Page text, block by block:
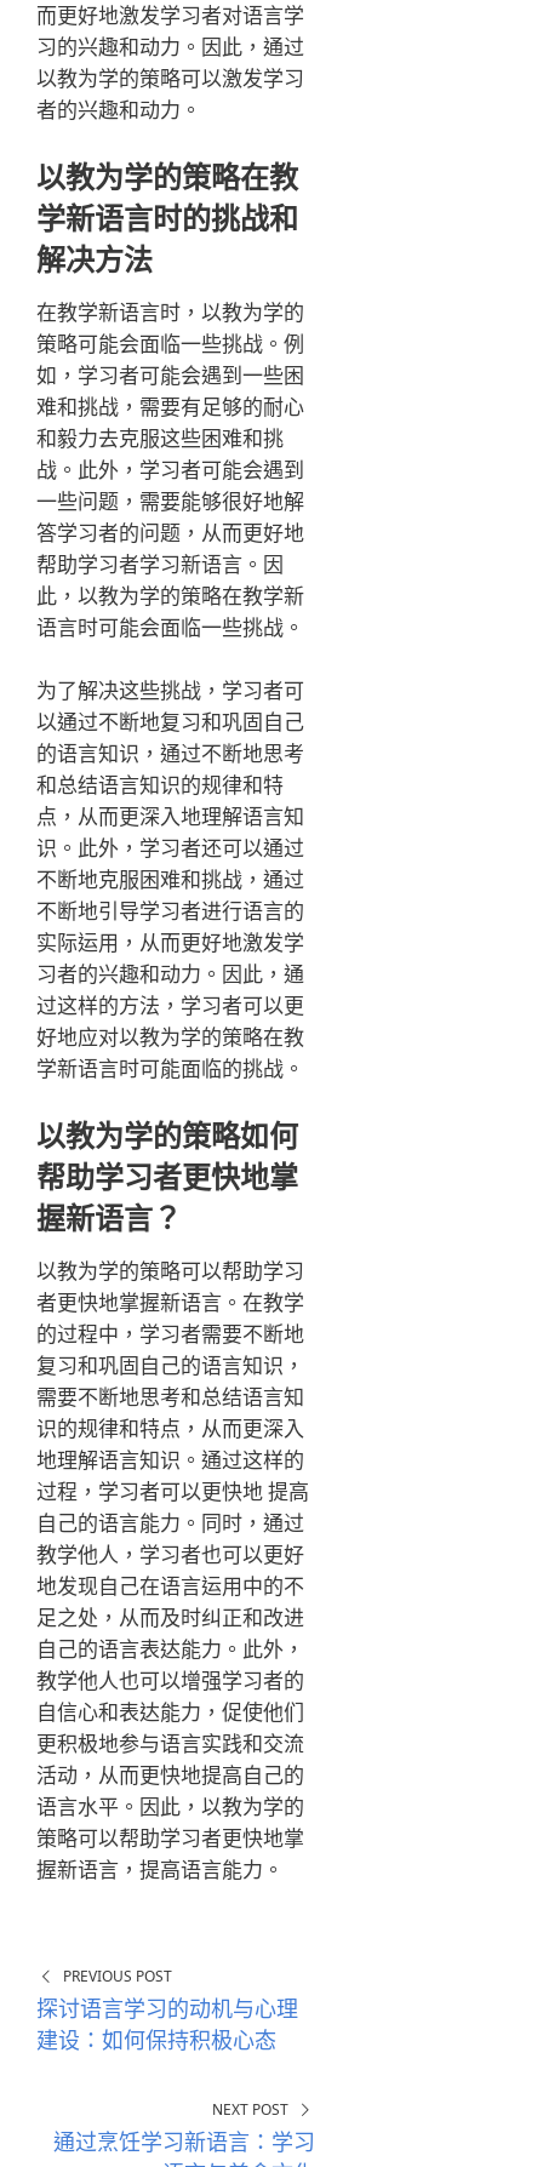
而更好地激发学习者对语言学
习的兴趣和动力。因此，通过
以教为学的策略可以激发学习
者的兴趣和动力。
以教为学的策略在教
学新语言时的挑战和
解决方法
在教学新语言时，以教为学的
策略可能会面临一些挑战。例
如，学习者可能会遇到一些困
难和挑战，需要有足够的耐心
和毅力去克服这些困难和挑
战。此外，学习者可能会遇到
一些问题，需要能够很好地解
答学习者的问题，从而更好地
帮助学习者学习新语言。因
此，以教为学的策略在教学新
语言时可能会面临一些挑战。
为了解决这些挑战，学习者可
以通过不断地复习和巩固自己
的语言知识，通过不断地思考
和总结语言知识的规律和特
点，从而更深入地理解语言知
识。此外，学习者还可以通过
不断地克服困难和挑战，通过
不断地引导学习者进行语言的
实际运用，从而更好地激发学
习者的兴趣和动力。因此，通
过这样的方法，学习者可以更
好地应对以教为学的策略在教
学新语言时可能面临的挑战。
以教为学的策略如何
帮助学习者更快地掌
握新语言？
以教为学的策略可以帮助学习
者更快地掌握新语言。在教学
的过程中，学习者需要不断地
复习和巩固自己的语言知识，
需要不断地思考和总结语言知
识的规律和特点，从而更深入
地理解语言知识。通过这样的
过程，学习者可以更快地 提高
自己的语言能力。同时，通过
教学他人，学习者也可以更好
地发现自己在语言运用中的不
足之处，从而及时纠正和改进
自己的语言表达能力。此外，
教学他人也可以增强学习者的
自信心和表达能力，促使他们
更积极地参与语言实践和交流
活动，从而更快地提高自己的
语言水平。因此，以教为学的
策略可以帮助学习者更快地掌
握新语言，提高语言能力。
PREVIOUS POST
探讨语言学习的动机与心理
建设：如何保持积极心态
NEXT POST
通过烹饪学习新语言：学习